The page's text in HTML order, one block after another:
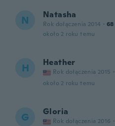
N Natasha
Rok dołączenia 2014 · 68
około 2 roku temu
H Heather
Rok dołączenia 2015 ·
około 2 roku temu
G Gloria
Rok dołączenia 2016 ·